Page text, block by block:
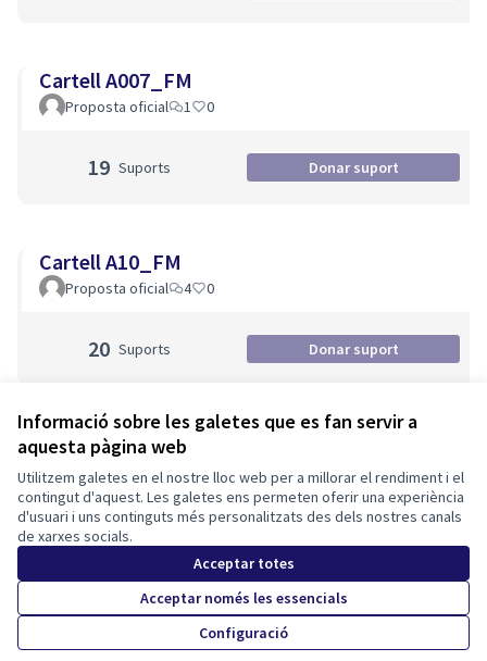
Informació sobre les galetes que es fan servir a
aquesta pàgina web
Utilitzem galetes en el nostre lloc web per a millorar el rendiment i el
contingut d'aquest. Les galetes ens permeten oferir una experiència
d'usuari i uns continguts més personalitzats des dels nostres canals
de xarxes socials.
Acceptar totes
Acceptar només les essencials
Configuració
Cartell A007_FM
Proposta oficial 1 0
19 Suports Donar suport
Cartell A10_FM
Proposta oficial 4 0
20 Suports Donar suport
Configuració de les galetes
Tona participa a X
(Enllaç extern)
Tona participa a Facebook
(Enllaç extern)
Tona participa a Instagram
(Enllaç extern)
Català
(Enllaç extern)